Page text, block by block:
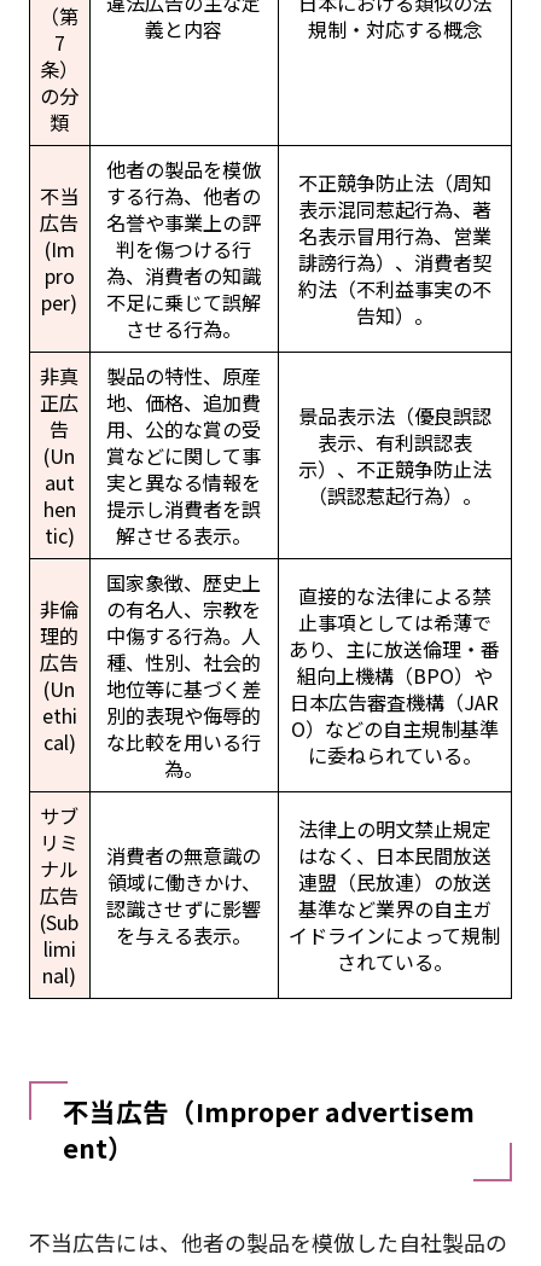
（第
7
条）
の分
類
義と内容
規制・対応する概念
不当
広告
(Im
pro
per)
他者の製品を模倣
する行為、他者の
名誉や事業上の評
判を傷つける行
為、消費者の知識
不足に乗じて誤解
させる行為。
不正競争防止法（周知
表示混同惹起行為、著
名表示冒用行為、営業
誹謗行為）、消費者契
約法（不利益事実の不
告知）。
非真
正広
告
(Un
aut
hen
tic)
製品の特性、原産
地、価格、追加費
用、公的な賞の受
賞などに関して事
実と異なる情報を
提示し消費者を誤
解させる表示。
景品表示法（優良誤認
表示、有利誤認表
示）、不正競争防止法
（誤認惹起行為）。
非倫
理的
広告
(Un
ethi
cal)
国家象徴、歴史上
の有名人、宗教を
中傷する行為。人
種、性別、社会的
地位等に基づく差
別的表現や侮辱的
な比較を用いる行
為。
直接的な法律による禁
止事項としては希薄で
あり、主に放送倫理・番
組向上機構（BPO）や
日本広告審査機構（JAR
O）などの自主規制基準
に委ねられている。
サブ
リミ
ナル
広告
(Sub
limi
nal)
消費者の無意識の
領域に働きかけ、
認識させずに影響
を与える表示。
法律上の明文禁止規定
はなく、日本民間放送
連盟（民放連）の放送
基準など業界の自主ガ
イドラインによって規制
されている。
不当広告（Improper advertisem
ent）
不当広告には、他者の製品を模倣した自社製品の